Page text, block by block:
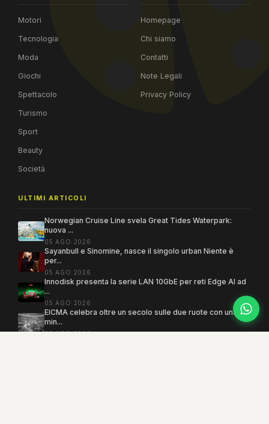
Motori
Tecnologia
Moda
Giochi
Spettacolo
Turismo
Sport
Beauty
Società
Homepage
Chi siamo
Contatti
Note Legali
Privacy Policy
ULTIMI ARTICOLI
Norwegian Cruise Line svela Great Tides Waterpark:
nuova ...
05 AGO 2026
Sayanbull e Sinomine, nasce il singolo urban Niente è
per...
05 AGO 2026
Innodisk presenta la serie LAN 10GbE per reti Edge AI ad
...
05 AGO 2026
EICMA celebra oltre un secolo sulle due ruote con una
min...
05 AGO 2026